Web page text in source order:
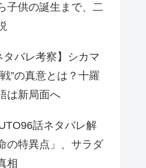
子供の誕生まで、二
タバレ考察】シカマ
”の真意とは？十羅
は新局面へ
話ネタバレ解
の特異点」、サラダ
相